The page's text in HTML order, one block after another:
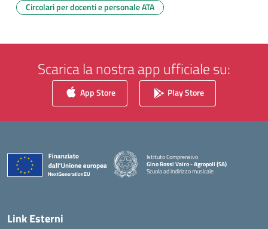
Circolari per docenti e personale ATA
Scarica la nostra app ufficiale su:
App Store Play Store
Istituto Comprensivo
Gino Rossi Vairo - Agropoli (SA)
Scuola ad indirizzo musicale
Link Esterni